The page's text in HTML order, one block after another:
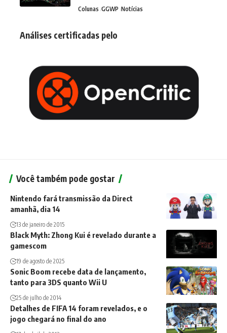
Colunas GGWP Notícias
Análises certificadas pelo
Você também pode gostar
Nintendo fará transmissão da Direct
amanhã, dia 14
13 de janeiro de 2015
Black Myth: Zhong Kui é revelado durante a
gamescom
19 de agosto de 2025
Sonic Boom recebe data de lançamento,
tanto para 3DS quanto Wii U
25 de julho de 2014
Detalhes de FIFA 14 foram revelados, e o
jogo chegará no final do ano